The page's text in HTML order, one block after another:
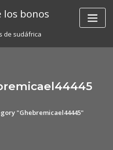
bonos
de sudáfrica
"Ghebremicael44445"